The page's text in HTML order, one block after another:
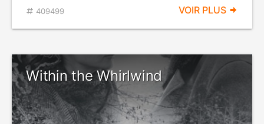
409499 VOIR PLUS
Within the Whirlwind